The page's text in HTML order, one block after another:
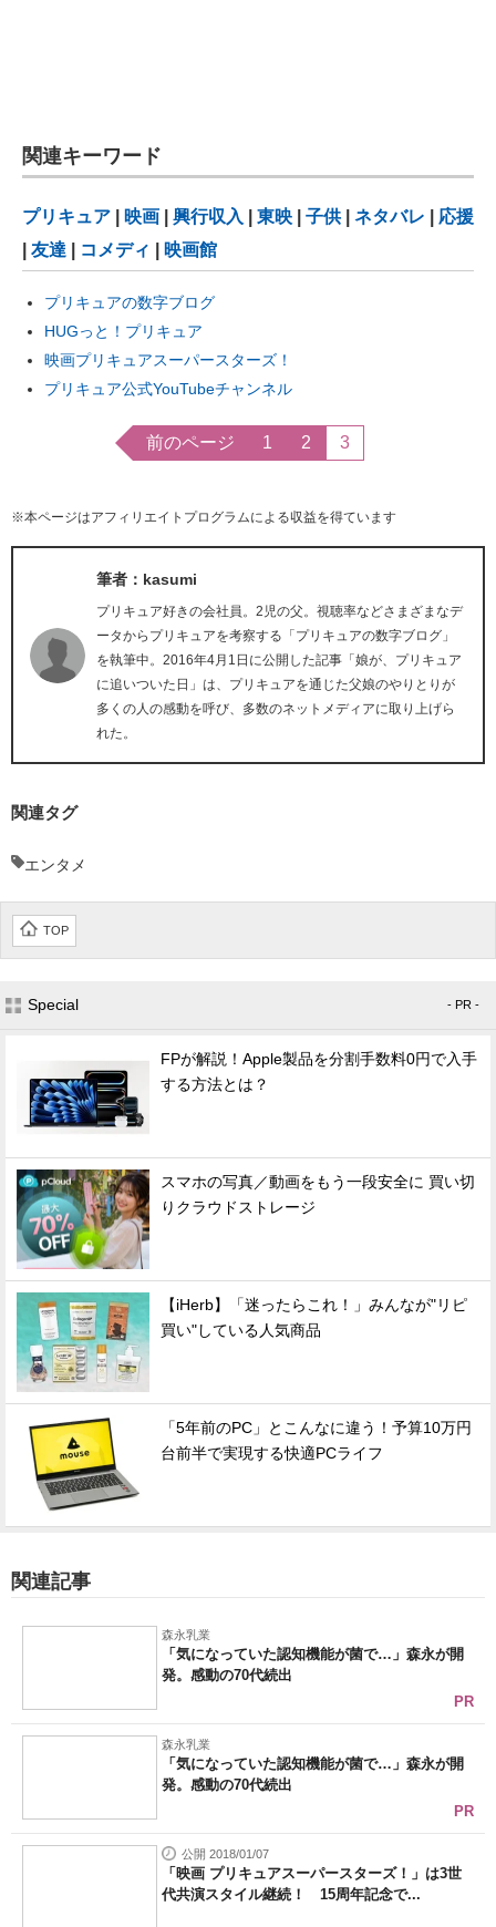
関連キーワード
プリキュア 映画 興行収入 東映 子供| ネタバレ
応援
友達 コメディ 映画館
プリキュアの数字ブログ
HUGっと！プリキュア
映画プリキュアスーパースターズ！
プリキュア公式YouTubeチャンネル
前のページ 1 2 3
※本ページはアフィリエイトプログラムによる収益を得ています
筆者：kasumi
プリキュア好きの会社員。2児の父。視聴率などさまざまなデ
ータからプリキュアを考察する「プリキュアの数字ブログ」
を執筆中。2016年4月1日に公開した記事「娘が、プリキュア
に追いついた日」は、プリキュアを通じた父娘のやりとりが
多くの人の感動を呼び、多数のネットメディアに取り上げら
れた。
関連タグ
エンタメ
TOP
Special - PR -
FPが解説！Apple製品を分割手数料0円で入手
する方法とは？
スマホの写真／動画をもう一段安全に 買い切
りクラウドストレージ
【iHerb】「迷ったらこれ！」みんなが"リピ
買い"している人気商品
「5年前のPC」とこんなに違う！予算10万円
台前半で実現する快適PCライフ
関連記事
森永乳業
「気になっていた認知機能が菌で…」森永が開
発。感動の70代続出
PR
森永乳業
「気になっていた認知機能が菌で…」森永が開
発。感動の70代続出
PR
公開 2018/01/07
「映画 プリキュアスーパースターズ！」は3世
代共演スタイル継続！ 15周年記念で...